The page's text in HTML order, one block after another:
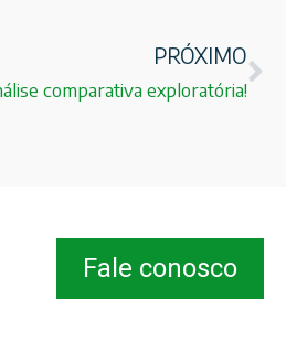
PRÓXIMO
comparativa exploratória!
Fale conosco